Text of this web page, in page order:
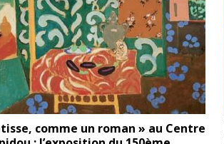
comme un roman » au Centre